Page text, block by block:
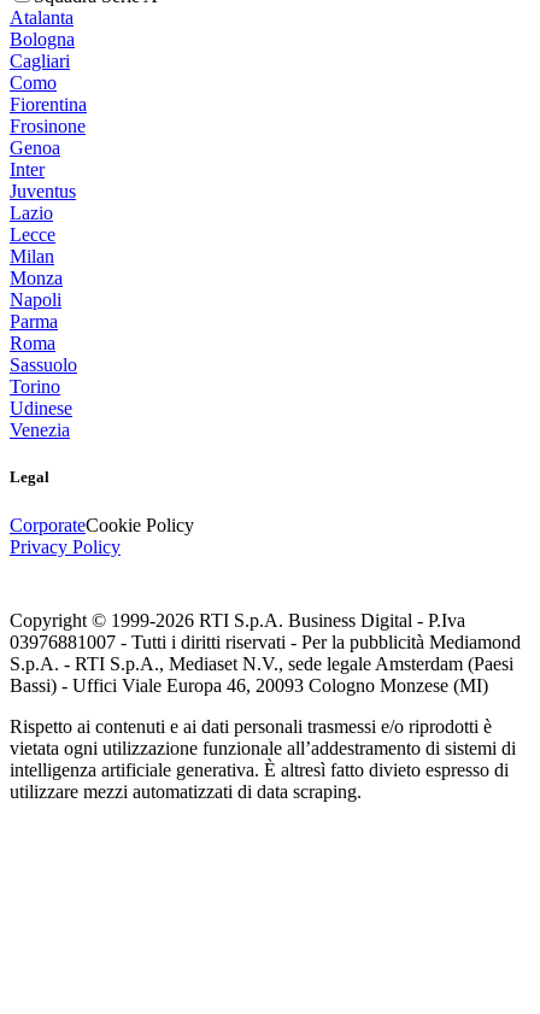
Atalanta
Bologna
Cagliari
Como
Fiorentina
Frosinone
Genoa
Inter
Juventus
Lazio
Lecce
Milan
Monza
Napoli
Parma
Roma
Sassuolo
Torino
Udinese
Venezia
Legal
CorporateCookie Policy
Privacy Policy
Copyright © 1999-2026 RTI S.p.A. Business Digital - P.Iva
03976881007 - Tutti i diritti riservati - Per la pubblicità Mediamond
S.p.A. - RTI S.p.A., Mediaset N.V., sede legale Amsterdam (Paesi
Bassi) - Uffici Viale Europa 46, 20093 Cologno Monzese (MI)
Rispetto ai contenuti e ai dati personali trasmessi e/o riprodotti è
vietata ogni utilizzazione funzionale all’addestramento di sistemi di
intelligenza artificiale generativa. È altresì fatto divieto espresso di
utilizzare mezzi automatizzati di data scraping.